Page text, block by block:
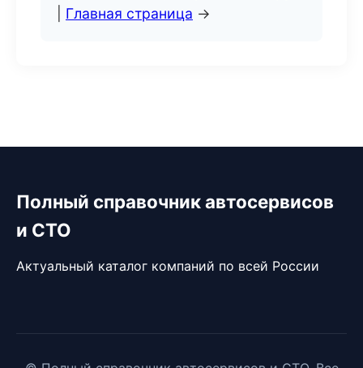
Главная страница →
Полный справочник автосервисов
и СТО
Актуальный каталог компаний по всей России